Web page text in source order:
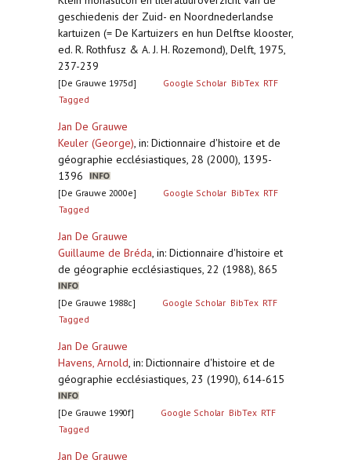
geschiedenis der Zuid- en Noordnederlandse
kartuizen (= De Kartuizers en hun Delftse klooster,
ed. R. Rothfusz & A. J. H. Rozemond), Delft, 1975,
237-239
[De Grauwe 1975d] Google Scholar BibTex RTF
Tagged
Jan De Grauwe
Keuler (George), in: Dictionnaire d'histoire et de
géographie ecclésiastiques, 28 (2000), 1395-
1396
[De Grauwe 2000e] Google Scholar BibTex RTF
Tagged
Jan De Grauwe
Guillaume de Bréda, in: Dictionnaire d'histoire et
de géographie ecclésiastiques, 22 (1988), 865
[De Grauwe 1988c] Google Scholar BibTex RTF
Tagged
Jan De Grauwe
Havens, Arnold, in: Dictionnaire d'histoire et de
géographie ecclésiastiques, 23 (1990), 614-615
[De Grauwe 1990f] Google Scholar BibTex RTF
Tagged
Jan De Grauwe